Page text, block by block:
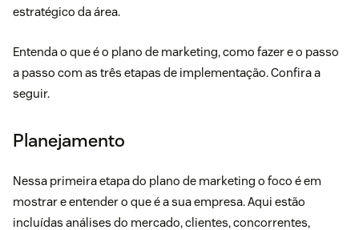
estratégico da área.
Entenda o que é o plano de marketing, como fazer e o passo
a passo com as três etapas de implementação. Confira a
seguir.
Planejamento
Nessa primeira etapa do plano de marketing o foco é em
mostrar e entender o que é a sua empresa. Aqui estão
incluídas análises do mercado, clientes, concorrentes,